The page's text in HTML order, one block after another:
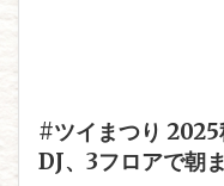
#ツイまつり
DJ、3フロアで朝